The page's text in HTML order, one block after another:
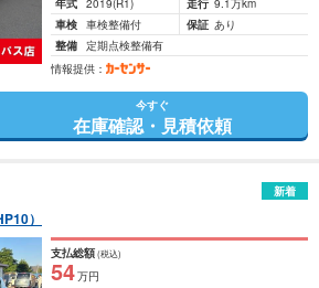
年式 2019(R1) 走行 9.1万km
車検 車検整備付 保証 あり
整備 定期点検整備有
情報提供：
今すぐ
在庫確認・見積依頼
新着
）
支払総額(税込)
54万円